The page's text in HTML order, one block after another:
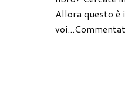
Allora questo